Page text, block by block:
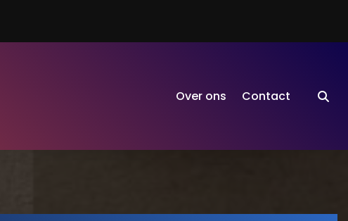
Over ons Contact